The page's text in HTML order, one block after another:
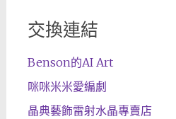
交換連結
Benson的AI Art
咪咪米米愛編劇
晶典藝飾雷射水晶專賣店